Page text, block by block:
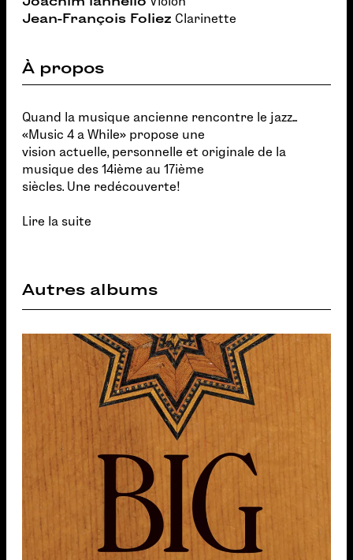
Jean-François Foliez Clarinette
À propos
Quand la musique ancienne rencontre le jazz...
«Music 4 a While» propose une
vision actuelle, personnelle et originale de la
musique des 14ième au 17ième
siècles. Une redécouverte!
Lire la suite
Autres albums